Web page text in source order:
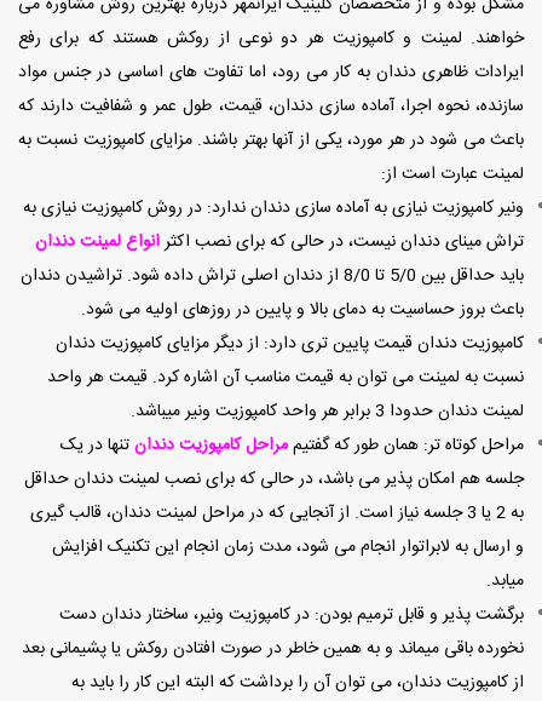
خواهند. لمینت و کامپوزیت هر دو نوعی از روکش هستند که برای رفع
ایرادات ظاهری دندان به کار می رود، اما تفاوت های اساسی در جنس مواد
سازنده، نحوه اجرا، آماده سازی دندان، قیمت، طول عمر و شفافیت دارند که
باعث می شود در هر مورد، یکی از آنها بهتر باشند. مزایای کامپوزیت نسبت به
لمینت عبارت است از:
ونیر کامپوزیت نیازی به آماده سازی دندان ندارد: در روش کامپوزیت نیازی به
تراش مینای دندان نیست، در حالی که برای نصب اکثرانواع لمینت دندان
باید حداقل بین 5/0 تا 8/0 از دندان اصلی تراش داده شود. تراشیدن دندان
باعث بروز حساسیت به دمای بالا و پایین در روزهای اولیه می شود.
کامپوزیت دندان قیمت پایین تری دارد: از دیگر مزایای کامپوزیت دندان
نسبت به لمینت می توان به قیمت مناسب آن اشاره کرد. قیمت هر واحد
لمینت دندان حدودا 3 برابر هر واحد کامپوزیت ونیر میباشد.
مراحل کوتاه تر: همان طور که گفتیممراحل کامپوزیت دندانتنها در یک
جلسه هم امکان پذیر می باشد، در حالی که برای نصب لمینت دندان حداقل
به 2 یا 3 جلسه نیاز است. از آنجایی که در مراحل لمینت دندان، قالب گیری
و ارسال به لابراتوار انجام می شود، مدت زمان انجام این تکنیک افزایش
میابد.
برگشت پذیر و قابل ترمیم بودن: در کامپوزیت ونیر، ساختار دندان دست
نخورده باقی میماند و به همین خاطر در صورت افتادن روکش یا پشیمانی بعد
از کامپوزیت دندان، می توان آن را برداشت که البته این کار را باید به